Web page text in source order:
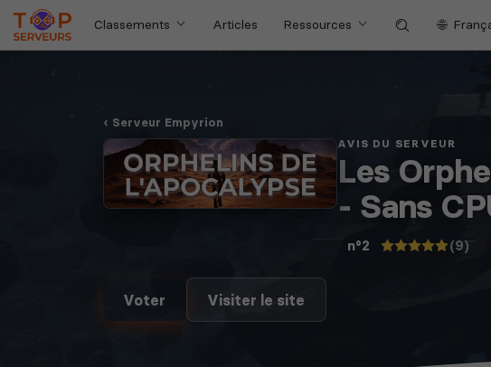
Classements Articles Ressources
Serveur Empyrion
AVIS DU SERVEUR
Les
- Sans
n°2 (9)
Voter Visiter le site